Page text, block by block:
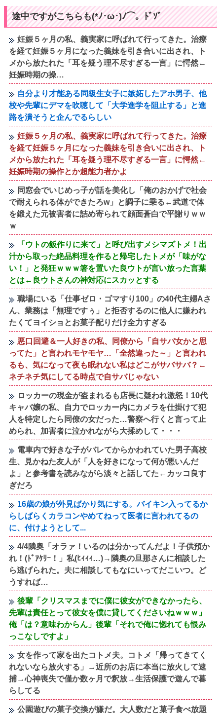
途中ですがこちらも(*ﾉ･ω･)ﾉ⌒。ﾄﾞｿﾞ
妊娠５ヶ月の私、義実家に呼ばれて行ってきた。治療
を経て妊娠５ヶ月になった義妹を引き合いに出され、ト
メから放たれた「耳を疑う理不尽すぎる一言」に愕然←
妊娠時期の操…
自分より才能ある同級生女子に嫉妬したアホ男子、他
校や先輩にデマを吹聴して「大学進学を阻止する」と進
路を潰そうと企んでるらしい
妊娠５ヶ月の私、義実家に呼ばれて行ってきた。治療
を経て妊娠５ヶ月になった義妹を引き合いに出され、ト
メから放たれた「耳を疑う理不尽すぎる一言」に愕然←
妊娠時期の操作とか超能力者かよ
同窓会でいじめっ子が話を美化し「俺のおかげで社会
で耐えられる体ができたろw」と調子に乗る←武道で体
を鍛えた元被害者に詰め寄られて顔面蒼白で平謝りｗｗ
ｗ
「ウトの飯作りに来て」と呼び出すメシマズトメ！出
汁から取った絶品料理を作ると帰宅したトメが「味がな
い！」と発狂ｗｗｗ箸を置いた良ウトが言い放った言葉
とは←良ウトさんの神対応にスカッとする
職場にいる「仕事ゼロ・ゴマすり100」の40代主婦Aさ
ん、業務は「無理ですぅ」と拒否するのに他人に嫌われ
たくてヨイショとお菓子配りだけ全力すぎる
悪口回避＆一人好きの私、同僚から「自サバ女かと思
ってた」と言われモヤモヤ…「全然違った～」と言われ
るも、気になって夜も眠れない私はどこがサバサバ？←
ネチネチ気にしてる時点で自サバじゃない
ロッカーの現金が盗まれるも店長に疑われ激怒！10代
キャバ嬢の私、自力でロッカー内にカメラを仕掛けて犯
人を特定したら同僚の女だった…警察へ行くと言って止
められ、加害者に泣かれながら大揉めして・・・
電車内で好きな子がバレてからかわれていた男子高校
生、見かねた友人が「人を好きになって何が悪いんだ
よ」と参考書を読みながら淡々と話してた←カッコ良す
ぎだろ
16歳の娘が外見ばかり気にする。バイキン入ってるか
らしばらくカラコンやめてねって医者に言われてるの
に、付けようとして...
4/4隣奥「オラァ！いるのは分かってんだよ！子供預か
れ！(ﾄﾞｱｹﾘｰ！」私(ﾋｨｨｨ…)→隣奥の旦那さんに相談した
ら逃げられた。夫に相談してもなにいってだこいつ。ど
うすれば…
後輩「クリスマスまでに僕に彼女ができなかったら、
先輩は責任とって彼女を僕に貸してくださいねｗｗｗ」
俺「は？意味わからん」後輩「それで俺に惚れても恨み
っこなしですよ」
女を作って家を出たコトメ夫。コトメ「帰ってきてく
れないなら放火する」→近所のお店に本当に放火して逮
捕→心神喪失で僅か数ヶ月で釈放→生活保護で遊んで暮
らしてる
公園遊びの菓子交換が嫌だ。大人数だと菓子食べ放題